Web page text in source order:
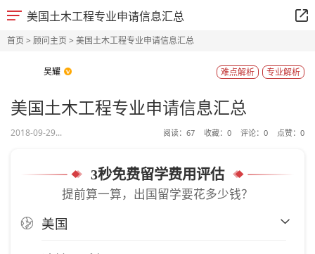
美国土木工程专业申请信息汇总
首页> 顾问主页> 美国土木工程专业申请信息汇总
吴耀 专业解析
难点解析
美国土木工程专业申请信息汇总
2018-09-29... 阅读： 67 收藏： 0 评论： 0 点赞： 0
3秒免费留学费用评估
提前算一算，出国留学要花多少钱？